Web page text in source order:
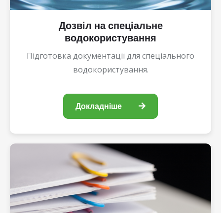
Дозвіл на спеціальне
водокористування
Підготовка документації для спеціального
водокористування.
Докладніше